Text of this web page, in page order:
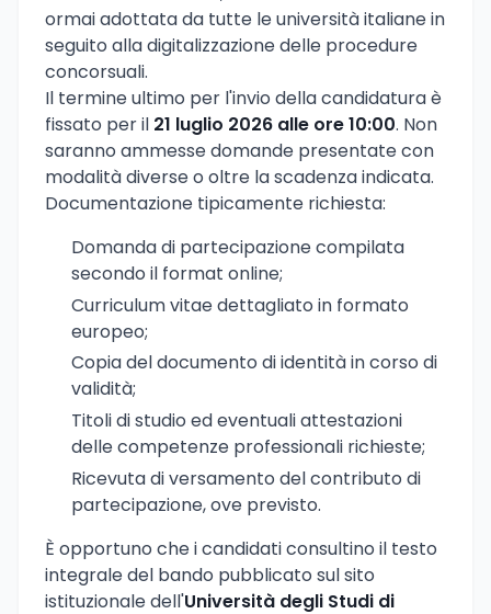
ormai adottata da tutte le università italiane in
seguito alla digitalizzazione delle procedure
concorsuali.
Il termine ultimo per l'invio della candidatura è
fissato per il 21 luglio 2026 alle ore 10:00. Non
saranno ammesse domande presentate con
modalità diverse o oltre la scadenza indicata.
Documentazione tipicamente richiesta:
Domanda di partecipazione compilata
secondo il format online;
Curriculum vitae dettagliato in formato
europeo;
Copia del documento di identità in corso di
validità;
Titoli di studio ed eventuali attestazioni
delle competenze professionali richieste;
Ricevuta di versamento del contributo di
partecipazione, ove previsto.
È opportuno che i candidati consultino il testo
integrale del bando pubblicato sul sito
istituzionale dell'Università degli Studi di